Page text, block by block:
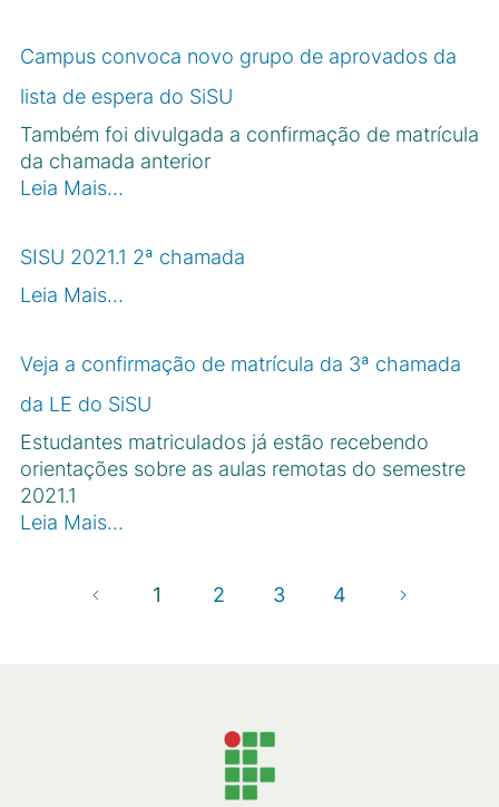
Campus convoca novo grupo de aprovados da
lista de espera do SiSU
Também foi divulgada a confirmação de matrícula
da chamada anterior
Leia Mais…
SISU 2021.1 2ª chamada
Leia Mais…
Veja a confirmação de matrícula da 3ª chamada
da LE do SiSU
Estudantes matriculados já estão recebendo
orientações sobre as aulas remotas do semestre
2021.1
Leia Mais…
1 2 3 4